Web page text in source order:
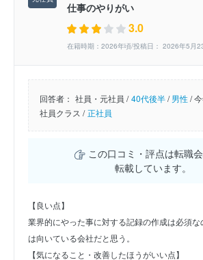
仕事のやりがい
3.0
在籍時期：2026年頃/投稿日： 2026年5月
回答者： 社員・元社員 / 40代後半/男性/
社員クラス / 正社員
この口コミ・評点は転職
転載しています。
【良い点】
業界的にやった事に対する記録の作成は必須
は向いている会社だと思う。
【気になること・改善したほうがいい点】